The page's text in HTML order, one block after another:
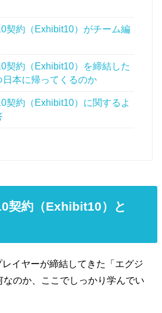
契約（Exhibit10）がチーム編
契約（Exhibit10）を締結した
本に帰ってくるのか
契約（Exhibit10）に関するよ
契約（Exhibit10）と
イヤーが締結してきた「エグジ
なのか、ここでしっかり学んでい